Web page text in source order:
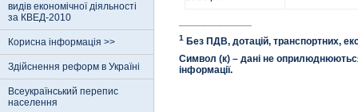
видів економічної діяльності
за КВЕД-2010
Корисна інформація >>
Здійснення реформ в Україні
Всеукраїнський перепис
населення
1
Без ПДВ, дотацій, транспортних,
Символ (к) – дані не
інформації.